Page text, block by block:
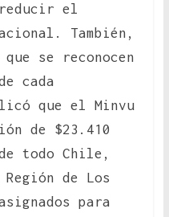
reducir el
También,
se reconocen
cada
que el Minvu
de $23.410
todo Chile,
de Los
para